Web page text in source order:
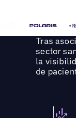
Tras
sector
la
de